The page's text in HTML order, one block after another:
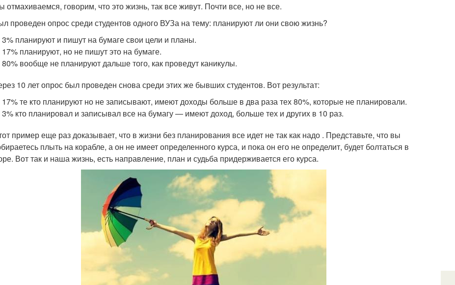
отмахиваемся, говорим, что это жизнь, так все живут. Почти все, но не все.
проведен опрос среди студентов одного ВУЗа на тему: планируют ли они свою жизнь?
3% планируют и пишут на бумаге свои цели и планы.
17% планируют, но не пишут это на бумаге.
80% вообще не планируют дальше того, как проведут каникулы.
10 лет опрос был проведен снова среди этих же бывших студентов. Вот результат:
17% те кто планируют но не записывают, имеют доходы больше в два раза тех 80%, которые не планировали.
3% кто планировал и записывал все на бумагу — имеют доход, больше тех и других в 10 раз.
пример еще раз доказывает, что в жизни без планирования все идет не так как надо . Представьте, что вы
плыть на корабле, а он не имеет определенного курса, и пока он его не определит, будет болтаться в
Вот так и наша жизнь, есть направление, план и судьба придерживается его курса.